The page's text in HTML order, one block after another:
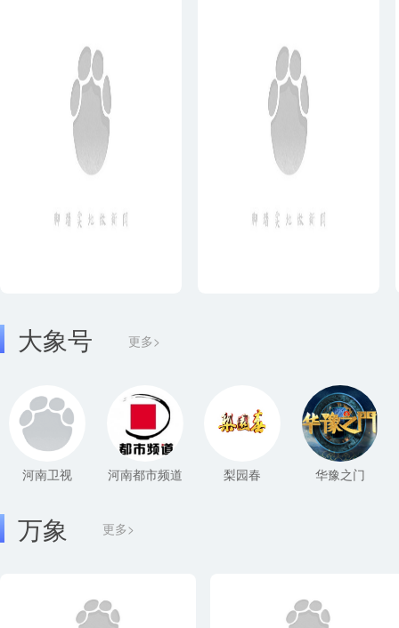
大象号 更多>
河南卫视 河南都市频道 梨园春 华豫之门
更多>
万象